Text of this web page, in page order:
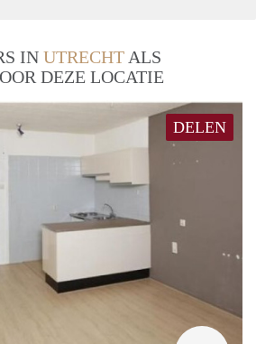
IN UTRECHT ALS
DEZE LOCATIE
DELEN